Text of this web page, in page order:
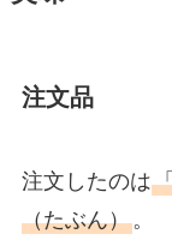
注文品
注文したのは
（たぶん）。